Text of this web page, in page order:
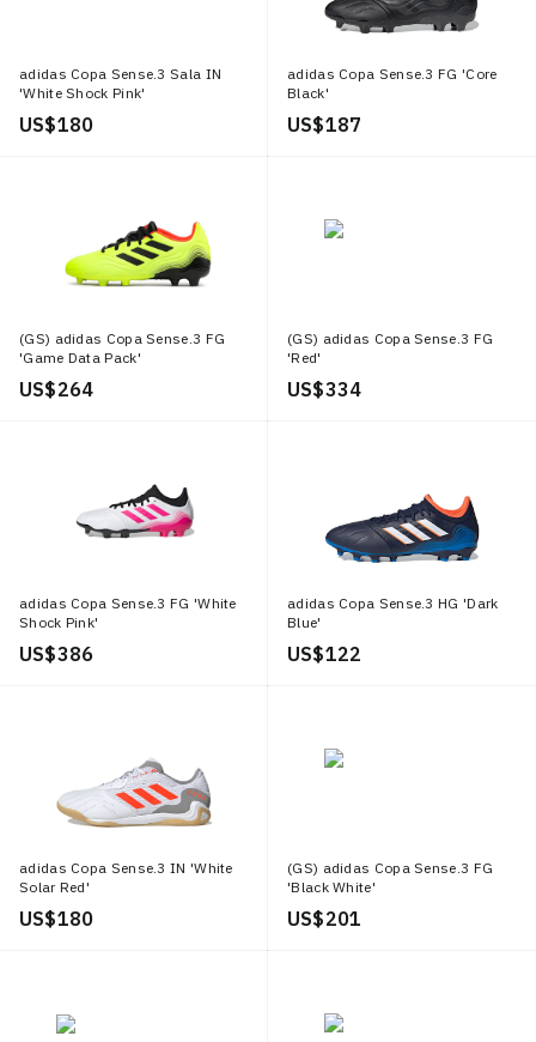
adidas Copa Sense.3 Sala IN
'White Shock Pink'
US$ 180
adidas Copa Sense.3 FG 'Core
Black'
US$ 187
(GS) adidas Copa Sense.3 FG
'Game Data Pack'
US$ 264
(GS) adidas Copa Sense.3 FG
'Red'
US$ 334
adidas Copa Sense.3 FG 'White
Shock Pink'
US$ 386
adidas Copa Sense.3 HG 'Dark
Blue'
US$ 122
adidas Copa Sense.3 IN 'White
Solar Red'
US$ 180
(GS) adidas Copa Sense.3 FG
'Black White'
US$ 201